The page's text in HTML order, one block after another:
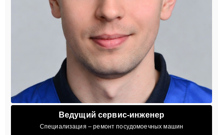
Ведущий сервис-инженер
Специализация – ремонт посудомоечных машин